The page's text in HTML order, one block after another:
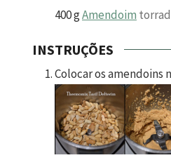
400gAmendoim
INSTRUÇÕES
Colocar os amendoins